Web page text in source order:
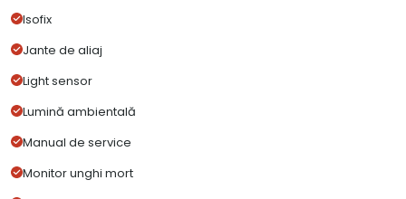
Isofix
Jante de aliaj
Light sensor
Lumină ambientală
Manual de service
Monitor unghi mort